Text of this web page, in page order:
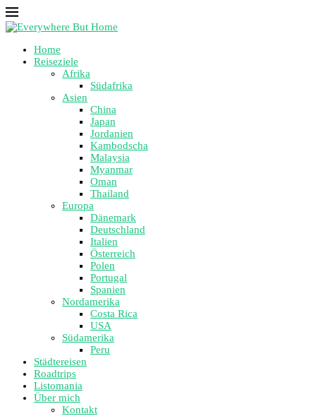
Home
Reiseziele
Afrika
Südafrika
Asien
China
Japan
Jordanien
Kambodscha
Malaysia
Myanmar
Oman
Thailand
Europa
Dänemark
Deutschland
Italien
Österreich
Polen
Portugal
Spanien
Nordamerika
Costa Rica
USA
Südamerika
Peru
Städtereisen
Roadtrips
Listomania
Über mich
Kontakt